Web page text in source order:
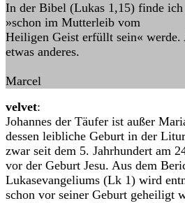
In der Bibel (Lukas 1,15) finde ich
»schon im Mutterleib vom
Heiligen Geist erfüllt sein« werde.
etwas anderes.
Marcel
velvet:
Johannes der Täufer ist außer
dessen leibliche Geburt in der
zwar seit dem 5. Jahrhundert am
vor der Geburt Jesu. Aus dem
Lukasevangeliums (Lk 1) wird
schon vor seiner Geburt geheiligt